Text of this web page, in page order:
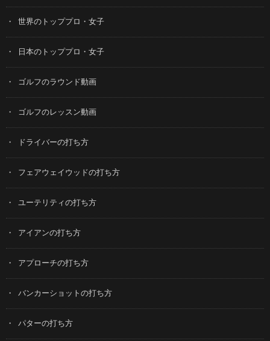
世界のトッププロ・女子
日本のトッププロ・女子
ゴルフのラウンド動画
ゴルフのレッスン動画
ドライバーの打ち方
フェアウェイウッドの打ち方
ユーテリティの打ち方
アイアンの打ち方
アプローチの打ち方
バンカーショットの打ち方
パターの打ち方